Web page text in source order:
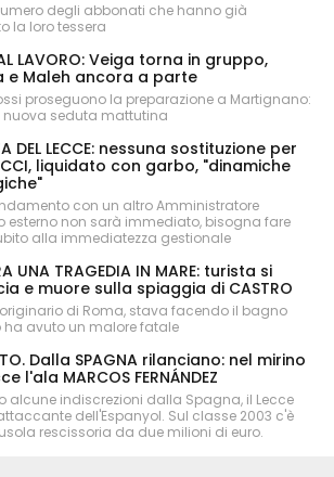
degli abbonati che hanno già
la loro tessera
AL LAVORO: Veiga torna in gruppo,
e Maleh ancora a parte
proseguono la preparazione a Martignano:
seduta mattutina
DEL LECCE: nessuna sostituzione per
liquidato con garbo, "dinamiche
con un altro Amministratore
esterno non sarà immediato, bisogna fare
alla immediatezza gestionale
UNA TRAGEDIA IN MARE: turista si
e muore sulla spiaggia di CASTRO
originario di Roma, stava facendo il bagno
avuto un malore fatale
Dalla SPAGNA rilanciano: nel mirino
l'ala MARCOS FERNÁNDEZ
alcune indiscrezioni dalla Spagna, il Lecce
dell'Espanyol. Sul classe 2003 c'è
rescissoria da due milioni di euro.